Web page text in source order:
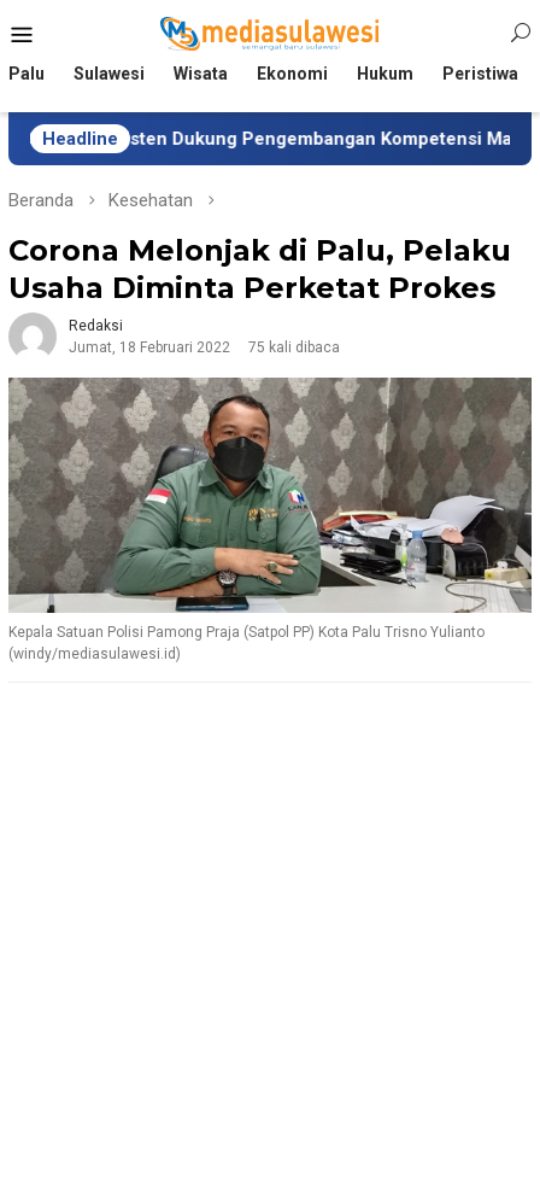
ke
Mobile
Palu Sulawesi Wisata Ekonomi Hukum Peristiwa
Headline
Dukung Pengembangan Kompetensi Mahasiswa
Beranda Kesehatan
Corona Melonjak di Palu, Pelaku
Usaha Diminta Perketat Prokes
Redaksi
Jumat, 18 Februari 2022
75 kali dibaca
Kepala Satuan Polisi Pamong Praja (Satpol PP) Kota Palu Trisno Yulianto
(windy/mediasulawesi.id)